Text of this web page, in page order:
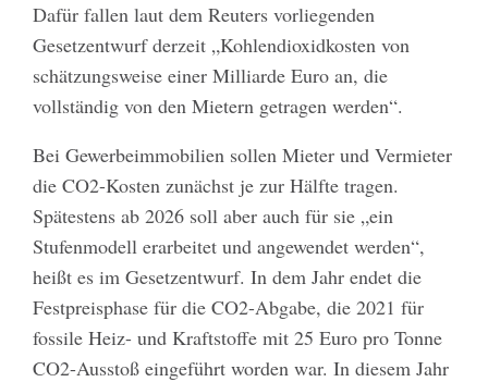
Dafür fallen laut dem Reuters vorliegenden
Gesetzentwurf derzeit „Kohlendioxidkosten von
schätzungsweise einer Milliarde Euro an, die
vollständig von den Mietern getragen werden“.
Bei Gewerbeimmobilien sollen Mieter und Vermieter
die CO2-Kosten zunächst je zur Hälfte tragen.
Spätestens ab 2026 soll aber auch für sie „ein
Stufenmodell erarbeitet und angewendet werden“,
heißt es im Gesetzentwurf. In dem Jahr endet die
Festpreisphase für die CO2-Abgabe, die 2021 für
fossile Heiz- und Kraftstoffe mit 25 Euro pro Tonne
CO2-Ausstoß eingeführt worden war. In diesem Jahr